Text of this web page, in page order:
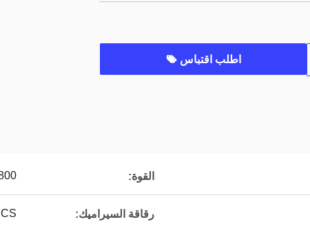
اطلب اقتباس
القوة: 800
رقاقة السيراميك: